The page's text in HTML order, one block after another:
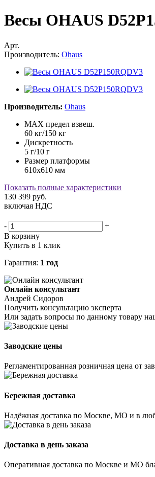
Весы OHAUS
Арт.
Производитель: Ohaus
Производитель: Ohaus
MAX предел взвеш.
60 кг/150 кг
Дискретность
5 г/10 г
Размер платформы
610х610 мм
Показать полные характеристики
130 399 руб.
включая НДС
-
+
В корзину
Купить в 1 клик
Гарантия: 1 год
Онлайн консультант
Андрей Сидоров
Получить консультацию эксперта
Или задать вопросы по данному товару
Заводские цены
Регламентированная розничная цена от
Бережная доставка
Надёжная доставка по Москве, МО и в
Доставка в день заказа
Оперативная доставка по Москве и МО